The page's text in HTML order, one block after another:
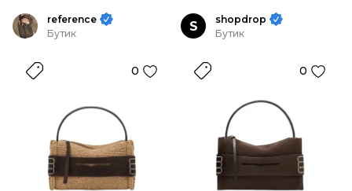
reference
Бутик
0
S
shopdrop
Бутик
0